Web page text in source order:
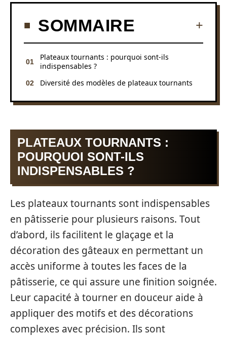
SOMMAIRE
Plateaux tournants : pourquoi sont-ils
indispensables ?
Diversité des modèles de plateaux tournants
PLATEAUX TOURNANTS :
POURQUOI SONT-ILS
INDISPENSABLES ?
Les plateaux tournants sont indispensables
en pâtisserie pour plusieurs raisons. Tout
d’abord, ils facilitent le glaçage et la
décoration des gâteaux en permettant un
accès uniforme à toutes les faces de la
pâtisserie, ce qui assure une finition soignée.
Leur capacité à tourner en douceur aide à
appliquer des motifs et des décorations
complexes avec précision. Ils sont